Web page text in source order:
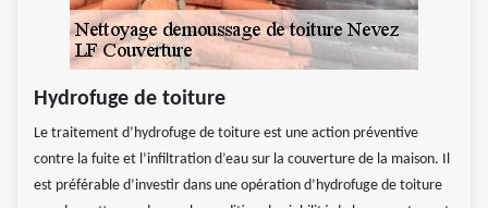
Hydrofuge de toiture
Le traitement d’hydrofuge de toiture est une action préventive
contre la fuite et l’infiltration d’eau sur la couverture de la maison. Il
est préférable d’investir dans une opération d’hydrofuge de toiture